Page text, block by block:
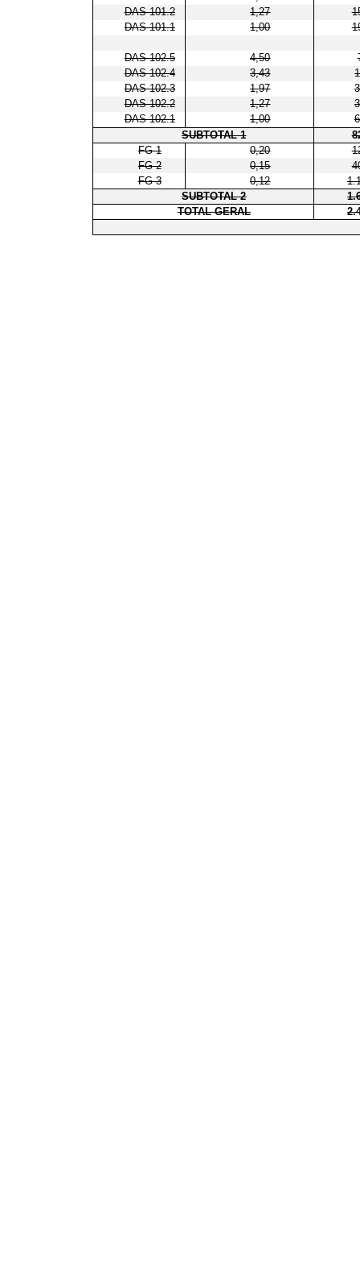
DAS 101.2
1,27
DAS 101.1
1,00
DAS 102.5 4,50
DAS 102.4
3,43
DAS 102.3
1,97
DAS 102.2
1,27
DAS 102.1
1,00
SUBTOTAL 1
FG-1
0,20
FG-2
0,15
FG-3
0,12
SUBTOTAL 2
TOTAL GERAL